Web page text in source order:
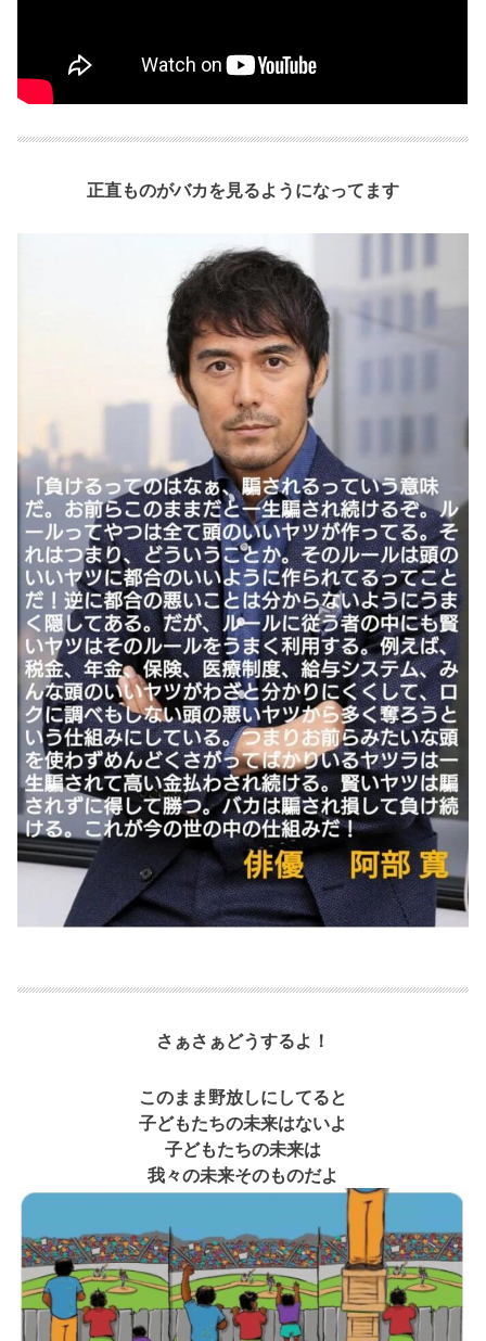
正直ものがバカを見るようになってます
さぁさぁどうするよ！
このまま野放しにしてると
子どもたちの未来はないよ
子どもたちの未来は
我々の未来そのものだよ